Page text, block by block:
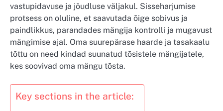
vastupidavuse ja jõudluse väljakul. Sisseharjumise
protsess on oluline, et saavutada õige sobivus ja
paindlikkus, parandades mängija kontrolli ja mugavust
mängimise ajal. Oma suurepärase haarde ja tasakaalu
tõttu on need kindad suunatud tõsistele mängijatele,
kes soovivad oma mängu tõsta.
Key sections in the article: